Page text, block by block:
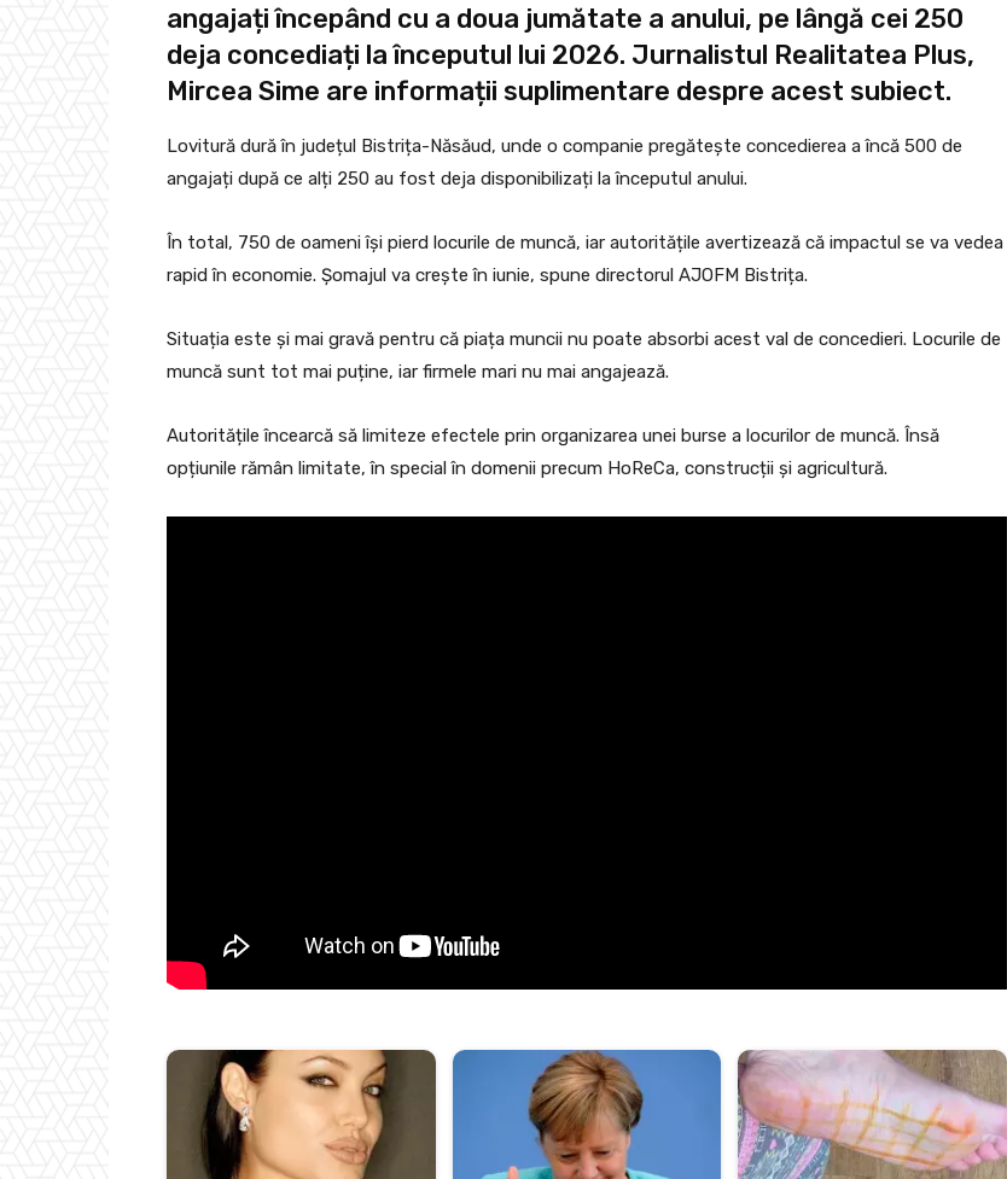
angajați începând cu a doua jumătate a anului, pe lângă cei 250
deja concediați la începutul lui 2026. Jurnalistul Realitatea Plus,
Mircea Sime are informații suplimentare despre acest subiect.
Lovitură dură în județul Bistrița-Năsăud, unde o companie pregătește concedierea a încă 500 de
angajați după ce alți 250 au fost deja disponibilizați la începutul anului.
În total, 750 de oameni își pierd locurile de muncă, iar autoritățile avertizează că impactul se va vedea
rapid în economie. Șomajul va crește în iunie, spune directorul AJOFM Bistrița.
Situația este și mai gravă pentru că piața muncii nu poate absorbi acest val de concedieri. Locurile de
muncă sunt tot mai puține, iar firmele mari nu mai angajează.
Autoritățile încearcă să limiteze efectele prin organizarea unei burse a locurilor de muncă. Însă
opțiunile rămân limitate, în special în domenii precum HoReCa, construcții și agricultură.